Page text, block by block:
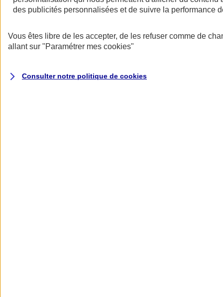
AXA Assurance
des publicités personnalisées et de suivre la performance
Vous êtes libre de les accepter, de les refuser comme de
allant sur "Paramétrer mes cookies"
Consulter notre politique de cookies